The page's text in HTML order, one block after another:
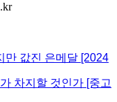
만 값진 은메달 [2024
차지할 것인가 [중고